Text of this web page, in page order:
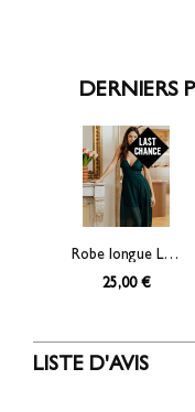
DERNIERS
Robe longue Leana dos nu
25,00 €
LISTE D'AVIS